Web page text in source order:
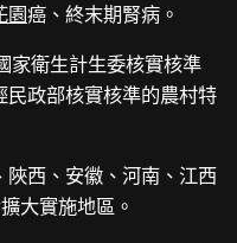
園癌、終末期腎病。
家衛生計生委核實核準
民政部核實核準的農村特
西、安徽、河南、江西
大實施地區。